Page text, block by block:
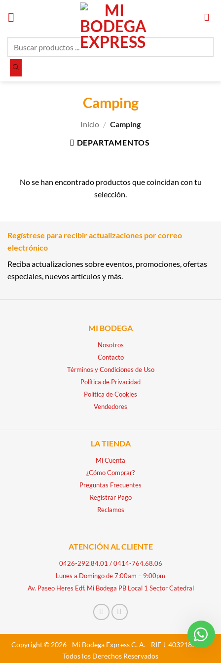
productos
Camping
Inicio / Camping
DEPARTAMENTOS
No se han encontrado productos que coincidan con tu
selección.
Regístrese para recibir actualizaciones por correo
electrónico
Reciba actualizaciones sobre eventos, promociones, ofertas
especiales, nuevos artículos y más.
MI BODEGA
Nosotros
Contacto
Términos y Condiciones de Uso
Política de Privacidad
Política de Cookies
Vendedores
LA TIENDA
Mi Cuenta
¿Cómo Comprar?
Preguntas Frecuentes
Registrar Pago
Reclamos
ATENCIÓN AL CLIENTE
0426-292.84.01 /0414-764.68.06
Lunes a Domingo de 7:00am – 9:00pm
Av. Paseo Heres Edf. Mi Bodega PB Local 1 Sector Catedral
Copyright © 2026 - Mi Bodega Express C. A. - RIF J-40321828-5 -
Todos los Derechos Reservados